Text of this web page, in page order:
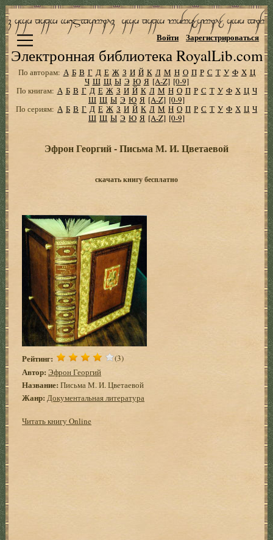
Электронная библиотека RoyalLib.com
Войти Зарегистрироваться
По авторам: А Б В Г Д Е Ж З И Й К Л М Н О П Р С Т У Ф Х Ц
Ч Ш Щ Ы Э Ю Я [A-Z] [0-9]
По книгам: А Б В Г Д Е Ж З И Й К Л М Н О П Р С Т У Ф Х Ц Ч
Ш Щ Ы Э Ю Я [A-Z] [0-9]
По сериям: А Б В Г Д Е Ж З И Й К Л М Н О П Р С Т У Ф Х Ц Ч
Ш Щ Ы Э Ю Я [A-Z] [0-9]
Эфрон Георгий - Письма М. И. Цветаевой
скачать книгу бесплатно
Рейтинг: (3)
Автор: Эфрон Георгий
Название: Письма М. И. Цветаевой
Жанр: Документальная литература
Читать книгу Online